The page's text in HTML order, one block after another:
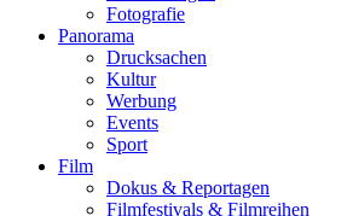
Fotografie
Panorama
Drucksachen
Kultur
Werbung
Events
Sport
Film
Dokus & Reportagen
Filmfestivals & Filmreihen